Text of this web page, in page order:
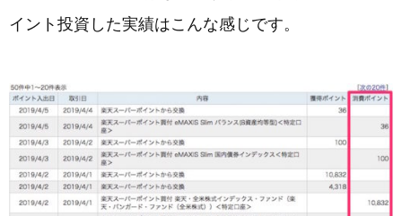
イント投資した実績はこんな感じです。